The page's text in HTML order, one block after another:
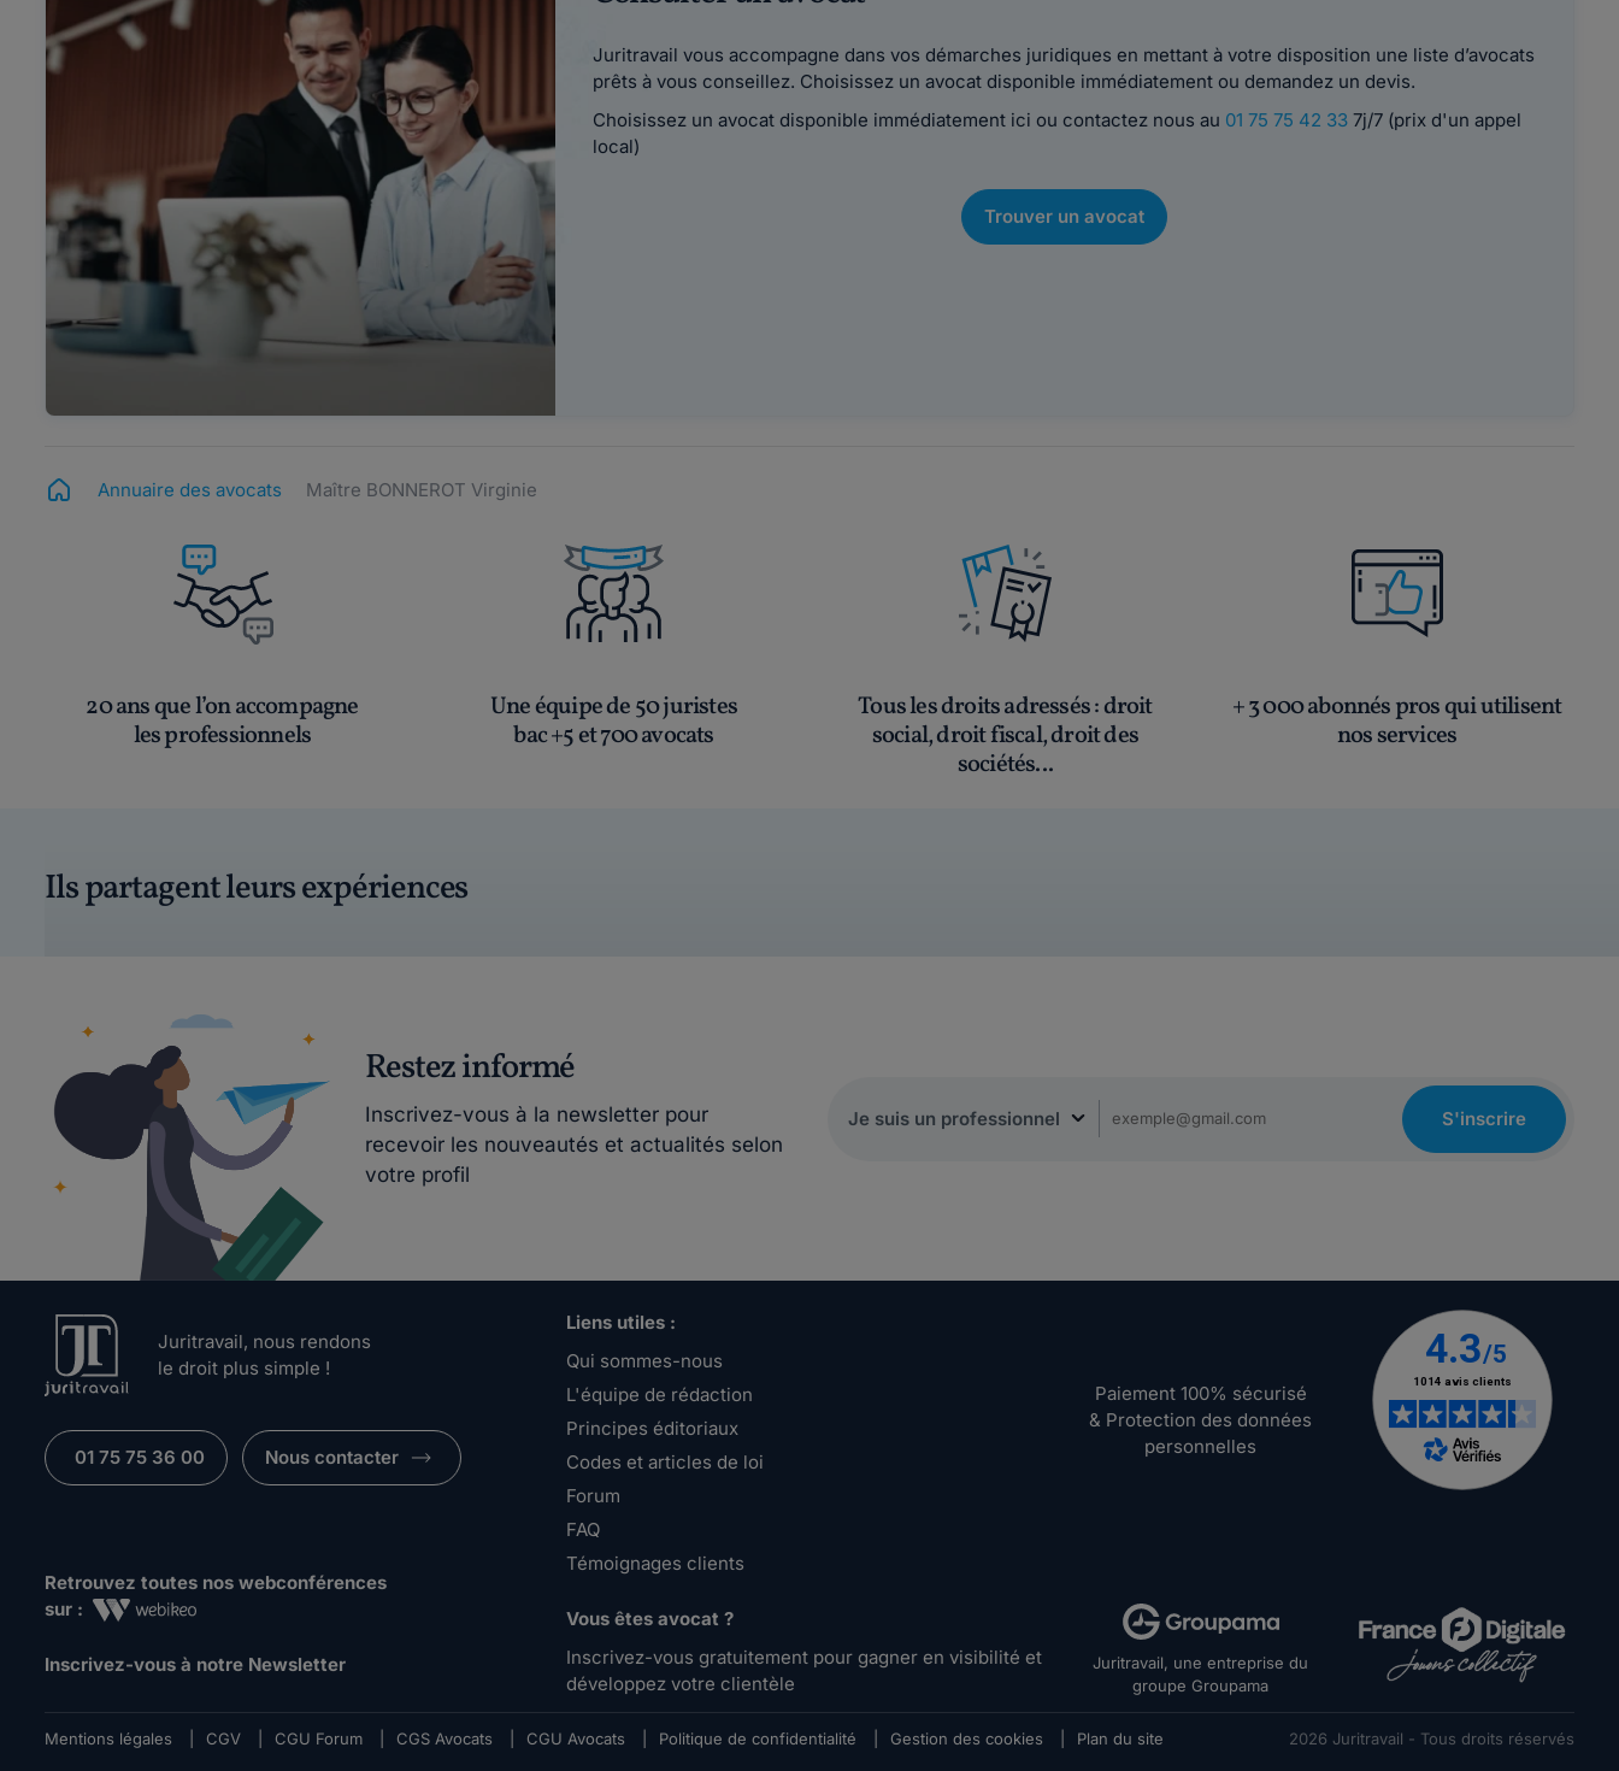
Juritravail vous accompagne dans vos démarches juridiques en mettant à votre disposition une liste d’avocats
prêts à vous conseillez. Choisissez un avocat disponible immédiatement ou demandez un devis.
Choisissez un avocat disponible immédiatement ici ou contactez nous au 01 75 75 42 337j/7 (prix d'un appel
local)
Trouver un avocat
Annuaire des avocats Maître BONNEROT Virginie
20 ans que l’on accompagne
les professionnels
Une équipe de 50 juristes
bac +5 et 700 avocats
Tous les droits adressés: droit
social, droit fiscal, droit des
sociétés...
+ 3 000 abonnés pros qui utilisent
nos services
Ils partagent leurs expériences
Restez informé
Inscrivez-vous à la newsletter pour
recevoir les nouveautés et actualités selon
votre profil
S'inscrire
Juritravail, nous rendons
le droit plus simple !
01 75 75 36 00 Nous contacter
Retrouvez toutes nos webconférences
sur :
Inscrivez-vous à notre Newsletter
Liens utiles :
Qui sommes-nous
L'équipe de rédaction
Principes éditoriaux
Codes et articles de loi
Forum
FAQ
Témoignages clients
Vous êtes avocat ?
Inscrivez-vous gratuitement pour gagner en visibilité et
développez votre clientèle
Paiement 100% sécurisé
& Protection des données
personnelles
Juritravail, une entreprise du
groupe Groupama
Mentions légales CGV CGU Forum CGS Avocats CGU Avocats Politique de confidentialité Gestion des cookies Plan du site 2026 Juritravail - Tous droits réservés